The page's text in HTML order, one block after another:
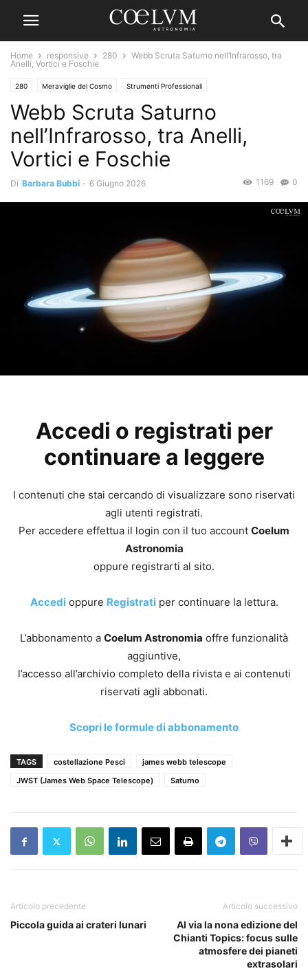
Home responsive 280
Webb Scruta Saturno nell’Infrarosso, tra
Anelli, Vortici e Foschie
280 Meraviglie del Cosmo Strumenti Professionali
Webb Scruta Saturno
nell’Infrarosso, tra Anelli,
Vortici e Foschie
Di Barbara Bubbi - 6 Giugno 2026 0
1169
Accedi o registrati per
continuare a leggere
I contenuti che stai cercando di visualizzare sono riservati
agli utenti registrati.
Per accedere effettua il login con il tuo account Coelum
Astronomia
oppure registrarti al sito.
Accedioppure Registratiper continuare la lettura.
L’abbonamento a Coelum Astronomia offre funzionalità
aggiuntive,
l’accesso all’archivio completo della rivista e ai contenuti
riservati agli abbonati.
Scopri le formule di abbonamento
TAGS costellazione Pesci
james webb telescope
JWST (James Web Space Telescope)
Saturno
Articolo precedente
Piccola guida ai crateri lunari
Articolo successivo
Al via la nona edizione del
Chianti Topics: focus sulle
atmosfere dei pianeti
extrasolari